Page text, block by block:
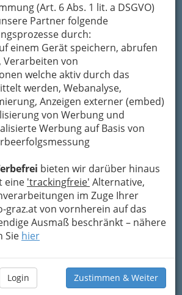
(Art. 6 Abs. 1 lit. a DSGVO)
Partner folgende
durch:
einem Gerät speichern, abrufen
von
welche aktiv durch das
werden, Webanalyse,
Anzeigen externer (embed)
von Werbung und
Werbung auf Basis von
bieten wir darüber hinaus
eine 'trackingfreie' Alternative,
im Zuge Ihrer
graz.at von vornherein auf das
Ausmaß beschränkt – nähere
Sie hier
Login Zustimmen & Weiter